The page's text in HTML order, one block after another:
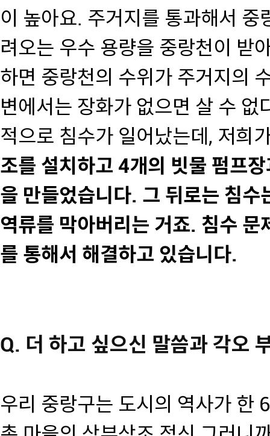
이 높아요. 주거지를 통과해서 중
려오는 우수 용량을 중랑천이 받
하면 중랑천의 수위가 주거지의
변에서는 장화가 없으면 살 수 없
적으로 침수가 일어났는데, 저희
조를 설치하고 4개의 빗물 펌프
을 만들었습니다. 그 뒤로는 침
역류를 막아버리는 거죠. 침수 문
를 통해서 해결하고 있습니다.
Q. 더 하고 싶으신 말씀과 각오
우리 중랑구는 도시의 역사가 한